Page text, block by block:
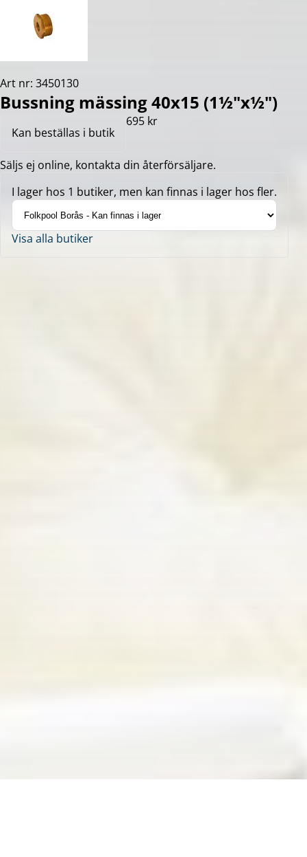
Art nr: 3450130
Bussning mässing 40x15 (1½"x½")
Kan beställas i butik
695 kr
Säljs ej online, kontakta din återförsäljare.
I lager hos 1 butiker, men kan finnas i lager hos fler.
Visa alla butiker